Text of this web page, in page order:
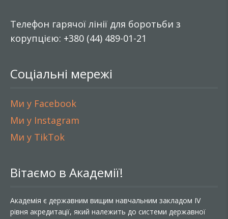
Телефон гарячої лінії для боротьби з
корупцією: +380 (44) 489-01-21
Соціальні мережі
Ми у Facebook
Ми у Instagram
Ми у TikTok
Вітаємо в Академії!
Академія є державним вищим навчальним закладом IV
рівня акредитації, який належить до системи державної